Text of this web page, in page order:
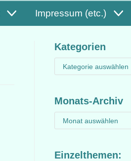
Impressum (etc.)
Kategorien
Monats-Archiv
Einzelthemen: